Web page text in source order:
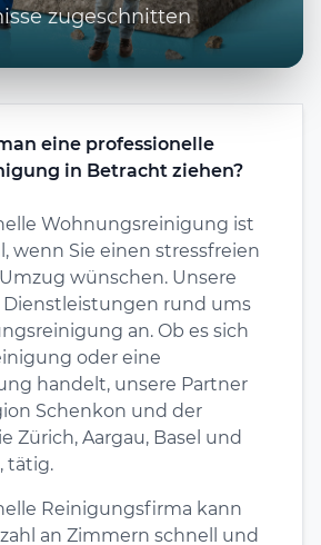
zugeschnitten
eine professionelle
in Betracht ziehen?
Wohnungsreinigung ist
wenn Sie einen stressfreien
wünschen. Unsere
rund ums
an. Ob es sich
oder eine
handelt, unsere Partner
Schenkon und der
Zürich, Aargau, Basel und
tätig.
Reinigungsfirma kann
an Zimmern schnell und